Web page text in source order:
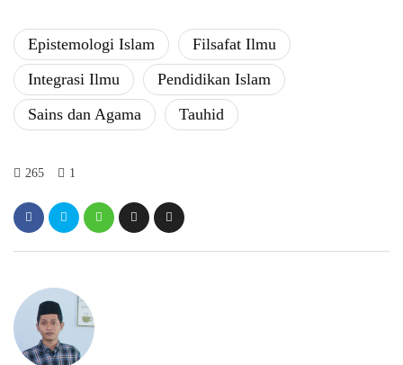
Epistemologi Islam
Filsafat Ilmu
Integrasi Ilmu
Pendidikan Islam
Sains dan Agama
Tauhid
265 1